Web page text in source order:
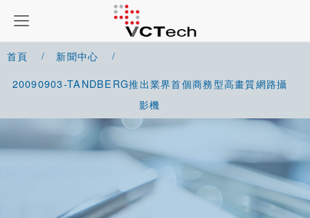
首頁
新聞中心
20090903-TANDBERG推出業界首個商務型高畫質網路攝
影機